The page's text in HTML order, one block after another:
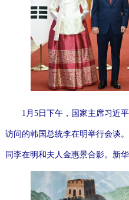
1月5日下午，国家主席习近平
访问的韩国总统李在明举行会谈
同李在明和夫人金惠景合影。新